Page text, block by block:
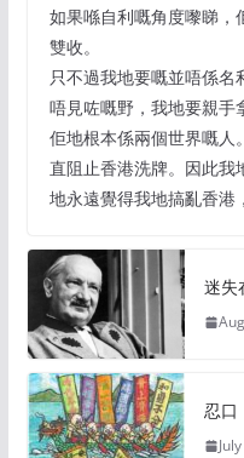
如果喺自利嘅角度嚟睇，
雙收。
只不過我地要嘅並唔係名
唔見咗嘅野，我地要親手
佢地根本係兩個世界嘅人
直阻止香港洗牌。因此我
地永遠覺得我地搞亂香港
迷失
忍口